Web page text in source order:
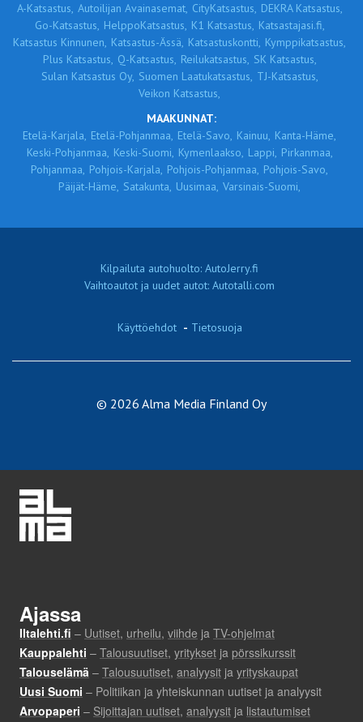
A-Katsastus, Autoilijan Avainasemat, CityKatsastus, DEKRA Katsastus,
Go-Katsastus, HelppoKatsastus, K1 Katsastus, Katsastajasi.fi,
Katsastus Kinnunen, Katsastus-Ässä, Katsastuskontti, Kymppikatsastus,
Plus Katsastus, Q-Katsastus, Reilukatsastus, SK Katsastus,
Sulan Katsastus Oy, Suomen Laatukatsastus, TJ-Katsastus,
Veikon Katsastus,
MAAKUNNAT:
Etelä-Karjala, Etelä-Pohjanmaa, Etelä-Savo, Kainuu, Kanta-Häme,
Keski-Pohjanmaa, Keski-Suomi, Kymenlaakso, Lappi, Pirkanmaa,
Pohjanmaa, Pohjois-Karjala, Pohjois-Pohjanmaa, Pohjois-Savo,
Päijät-Häme, Satakunta, Uusimaa, Varsinais-Suomi,
Kilpailuta autohuolto: AutoJerry.fi
Vaihtoautot ja uudet autot: Autotalli.com
Käyttöehdot - Tietosuoja
© 2026 Alma Media Finland Oy